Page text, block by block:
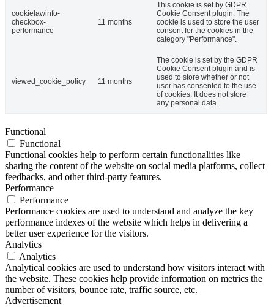
cookielawinfo-
checkbox-
performance
11 months
This cookie is set by GDPR
Cookie Consent plugin. The
cookie is used to store the user
consent for the cookies in the
category "Performance".
viewed_cookie_policy 11 months
The cookie is set by the GDPR
Cookie Consent plugin and is
used to store whether or not
user has consented to the use
of cookies. It does not store
any personal data.
Functional
Functional
Functional cookies help to perform certain functionalities like
sharing the content of the website on social media platforms, collect
feedbacks, and other third-party features.
Performance
Performance
Performance cookies are used to understand and analyze the key
performance indexes of the website which helps in delivering a
better user experience for the visitors.
Analytics
Analytics
Analytical cookies are used to understand how visitors interact with
the website. These cookies help provide information on metrics the
number of visitors, bounce rate, traffic source, etc.
Advertisement